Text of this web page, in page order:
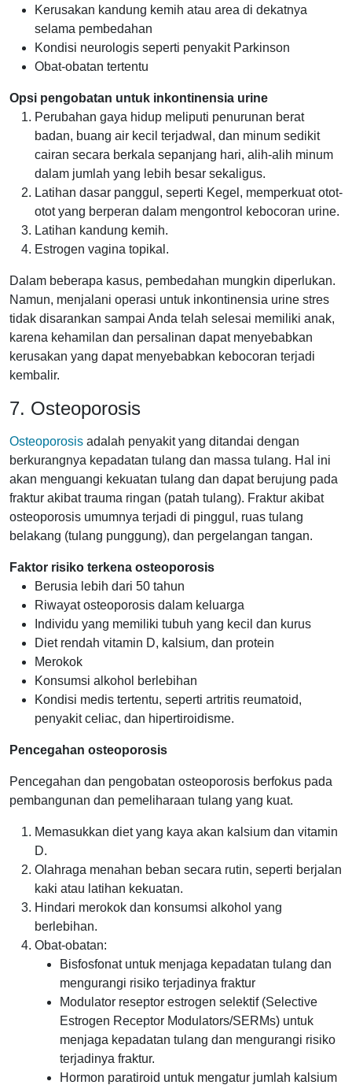
Kerusakan kandung kemih atau area di dekatnya
selama pembedahan
Kondisi neurologis seperti penyakit Parkinson
Obat-obatan tertentu
Opsi pengobatan untuk inkontinensia urine
Perubahan gaya hidup meliputi penurunan berat
badan, buang air kecil terjadwal, dan minum sedikit
cairan secara berkala sepanjang hari, alih-alih minum
dalam jumlah yang lebih besar sekaligus.
Latihan dasar panggul, seperti Kegel, memperkuat otot-
otot yang berperan dalam mengontrol kebocoran urine.
Latihan kandung kemih.
Estrogen vagina topikal.
Dalam beberapa kasus, pembedahan mungkin diperlukan.
Namun, menjalani operasi untuk inkontinensia urine stres
tidak disarankan sampai Anda telah selesai memiliki anak,
karena kehamilan dan persalinan dapat menyebabkan
kerusakan yang dapat menyebabkan kebocoran terjadi
kembalir.
7. Osteoporosis
Osteoporosis adalah penyakit yang ditandai dengan
berkurangnya kepadatan tulang dan massa tulang. Hal ini
akan menguangi kekuatan tulang dan dapat berujung pada
fraktur akibat trauma ringan (patah tulang). Fraktur akibat
osteoporosis umumnya terjadi di pinggul, ruas tulang
belakang (tulang punggung), dan pergelangan tangan.
Faktor risiko terkena osteoporosis
Berusia lebih dari 50 tahun
Riwayat osteoporosis dalam keluarga
Individu yang memiliki tubuh yang kecil dan kurus
Diet rendah vitamin D, kalsium, dan protein
Merokok
Konsumsi alkohol berlebihan
Kondisi medis tertentu, seperti artritis reumatoid,
penyakit celiac, dan hipertiroidisme.
Pencegahan osteoporosis
Pencegahan dan pengobatan osteoporosis berfokus pada
pembangunan dan pemeliharaan tulang yang kuat.
Memasukkan diet yang kaya akan kalsium dan vitamin
D.
Olahraga menahan beban secara rutin, seperti berjalan
kaki atau latihan kekuatan.
Hindari merokok dan konsumsi alkohol yang
berlebihan.
Obat-obatan:
Bisfosfonat untuk menjaga kepadatan tulang dan
mengurangi risiko terjadinya fraktur
Modulator reseptor estrogen selektif (Selective
Estrogen Receptor Modulators/SERMs) untuk
menjaga kepadatan tulang dan mengurangi risiko
terjadinya fraktur.
Hormon paratiroid untuk mengatur jumlah kalsium